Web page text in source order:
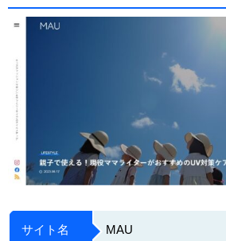
サイト名 MAU